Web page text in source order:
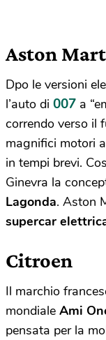
Aston
Dpo le versioni
l’auto di 007 a
correndo verso il
magnifici motori
in tempi brevi.
Ginevra la
Lagonda. Aston
supercar
Citroen
Il marchio
mondiale Ami
pensata per la